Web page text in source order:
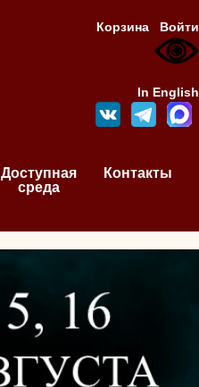
Корзина Войти
In English
Доступная
среда
Контакты